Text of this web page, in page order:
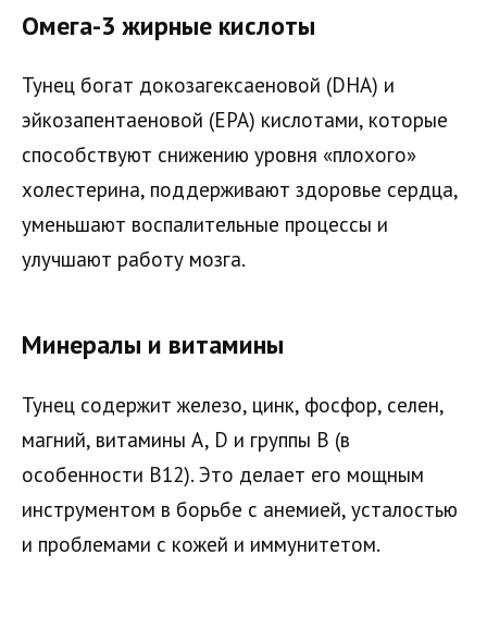
Омега-3 жирные кислоты
Тунец богат докозагексаеновой (DHA) и
эйкозапентаеновой (EPA) кислотами, которые
способствуют снижению уровня «плохого»
холестерина, поддерживают здоровье сердца,
уменьшают воспалительные процессы и
улучшают работу мозга.
Минералы и витамины
Тунец содержит железо, цинк, фосфор, селен,
магний, витамины A, D и группы B (в
особенности B12). Это делает его мощным
инструментом в борьбе с анемией, усталостью
и проблемами с кожей и иммунитетом.